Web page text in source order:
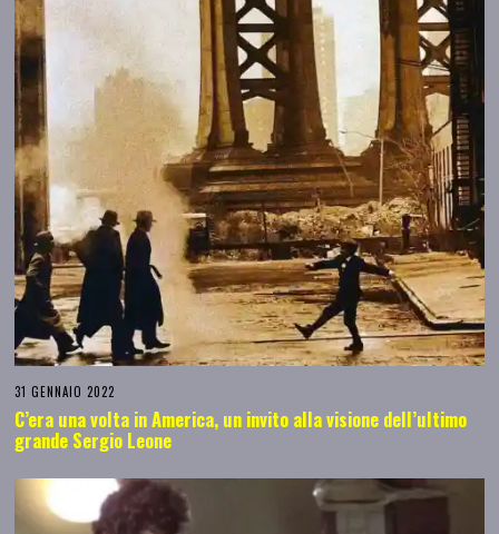
31 GENNAIO 2022
C’era una volta in America, un invito alla visione dell’ultimo
grande Sergio Leone